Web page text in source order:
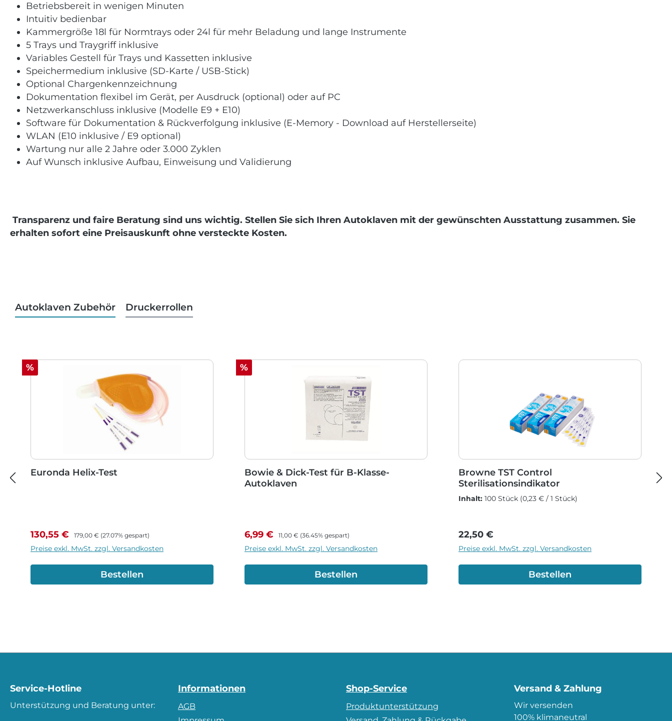
Betriebsbereit in wenigen Minuten
Intuitiv bedienbar
Kammergröße 18l für Normtrays oder 24l für mehr Beladung und lange Instrumente
5 Trays und Traygriff inklusive
Variables Gestell für Trays und Kassetten inklusive
Speichermedium inklusive (SD-Karte / USB-Stick)
Optional Chargenkennzeichnung
Dokumentation flexibel im Gerät, per Ausdruck (optional) oder auf PC
Netzwerkanschluss inklusive (Modelle E9 + E10)
Software für Dokumentation & Rückverfolgung inklusive (E-Memory - Download auf Herstellerseite)
WLAN (E10 inklusive / E9 optional)
Wartung nur alle 2 Jahre oder 3.000 Zyklen
Auf Wunsch inklusive Aufbau, Einweisung und Validierung
Transparenz und faire Beratung sind uns wichtig. Stellen Sie sich Ihren Autoklaven mit der gewünschten Ausstattung zusammen. Sie
erhalten sofort eine Preisauskunft ohne versteckte Kosten.
Autoklaven Zubehör Druckerrollen
Rabatt
%
Euronda Helix-Test
Verkaufspreis:
130,55 € Regulärer Preis:
179,00 € (27.07% gespart)
Preise exkl. MwSt. zzgl. Versandkosten
Bestellen
Rabatt
%
Bowie & Dick-Test für B-Klasse-
Autoklaven
Verkaufspreis:
6,99 € Regulärer Preis:
11,00 € (36.45% gespart)
Preise exkl. MwSt. zzgl. Versandkosten
Bestellen
Browne TST Control
Sterilisationsindikator
Inhalt: 100 Stück (0,23 € / 1 Stück)
Regulärer Preis:
22,50 €
Preise exkl. MwSt. zzgl. Versandkosten
Bestellen
Service-Hotline
Unterstützung und Beratung unter:
Informationen
AGB
Shop-Service
Produktunterstützung
Versand & Zahlung
Wir versenden
100% klimaneutral